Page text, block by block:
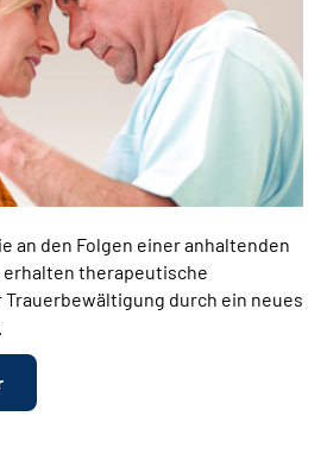
an den Folgen einer anhaltenden
therapeutische
durch ein neues